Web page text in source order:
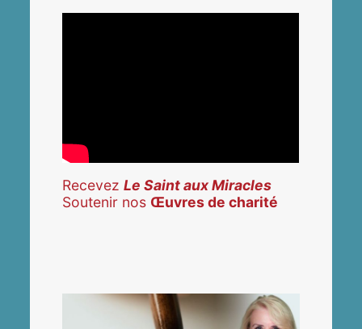
RecevezLe Saint aux Miracles
Soutenir nos Œuvres de charité